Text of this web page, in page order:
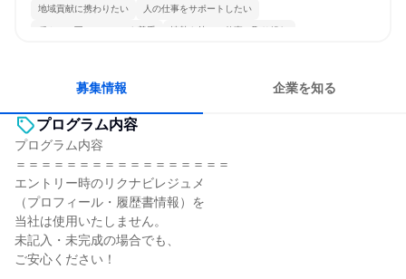
地域貢献に携わりたい 人の仕事をサポートしたい
穏やかで互いのペースを尊重 情熱を持って仕事に取り組む
募集情報 企業を知る
プログラム内容
プログラム内容
＝＝＝＝＝＝＝＝＝＝＝＝＝＝＝＝＝
エントリー時のリクナビレジュメ
（プロフィール・履歴書情報）を
当社は使用いたしません。
未記入・未完成の場合でも、
ご安心ください！